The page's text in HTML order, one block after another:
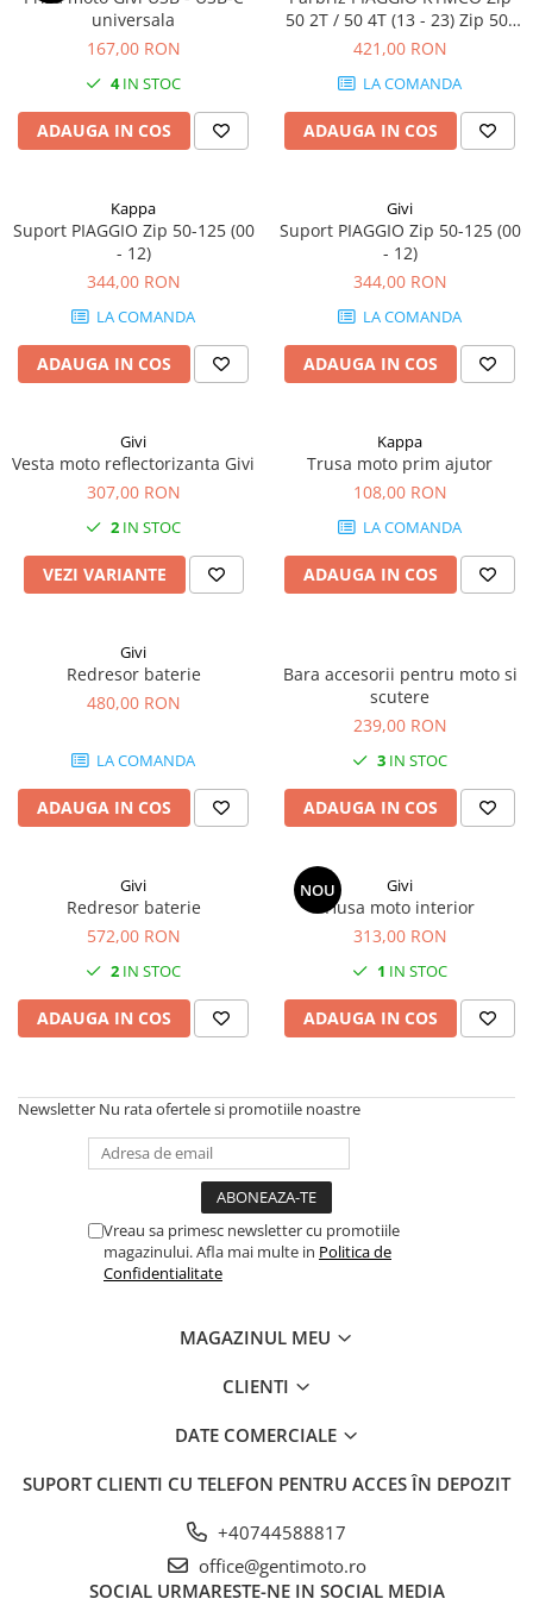
universala
167,00 RON
4IN STOC
ADAUGA IN COS
50 2T / 50 4T (13 - 23) Zip 50-
125 (00 - 12) Zip 50 2t - 4t (13 -
421,00 RON
LA COMANDA
ADAUGA IN COS
Kappa
Suport PIAGGIO Zip 50-125 (00
- 12)
344,00 RON
LA COMANDA
ADAUGA IN COS
Givi
Suport PIAGGIO Zip 50-125 (00
- 12)
344,00 RON
LA COMANDA
ADAUGA IN COS
Givi
Vesta moto reflectorizanta Givi
307,00 RON
2 IN STOC
VEZI VARIANTE
Kappa
Trusa moto prim ajutor
108,00 RON
LA COMANDA
ADAUGA IN COS
Givi
Redresor baterie
480,00 RON
LA COMANDA
ADAUGA IN COS
Bara accesorii pentru moto si
scutere
239,00 RON
3 IN STOC
ADAUGA IN COS
Givi
Redresor baterie
572,00 RON
2 IN STOC
ADAUGA IN COS
NOU Givi
Husa moto interior
313,00 RON
1 IN STOC
ADAUGA IN COS
Newsletter Nu rata ofertele si promotiile noastre
Vreau sa primesc newsletter cu promotiile
magazinului. Afla mai multe in Politica de
Confidentialitate
MAGAZINUL MEU
CLIENTI
DATE COMERCIALE
SUPORT CLIENTI CU TELEFON PENTRU ACCES ÎN DEPOZIT
+40744588817
office@gentimoto.ro
SOCIAL URMARESTE-NE IN SOCIAL MEDIA